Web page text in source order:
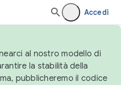
Accedi
al nostro modello di
la stabilità della
pubblicheremo il codice